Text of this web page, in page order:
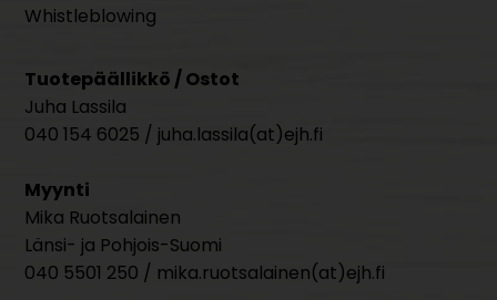
Whistleblowing
Tuotepäällikkö / Ostot
Juha Lassila
040 154 6025 / juha.lassila(at)ejh.fi
Myynti
Mika Ruotsalainen
Länsi- ja Pohjois-Suomi
040 5501 250 / mika.ruotsalainen(at)ejh.fi